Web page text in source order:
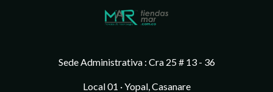
Sede Administrativa : Cra 25 # 13 - 36
Local 01 · Yopal, Casanare